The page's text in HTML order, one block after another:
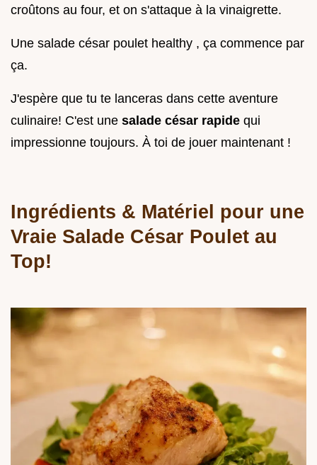
croûtons au four, et on s'attaque à la vinaigrette.
Une salade césar poulet healthy , ça commence par
ça.
J'espère que tu te lanceras dans cette aventure
culinaire! C'est une salade césar rapide qui
impressionne toujours. À toi de jouer maintenant !
Ingrédients & Matériel pour une
Vraie Salade César Poulet au
Top!